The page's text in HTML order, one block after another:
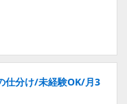
仕分け/未経験OK/月3